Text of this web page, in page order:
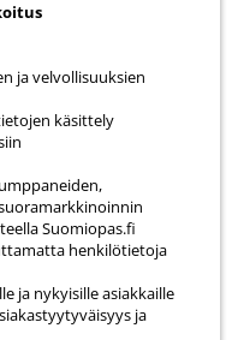
ja velvollisuuksien
käsittely
Suomiopas.fi
henkilötietoja
ja nykyisille asiakkaille
ja